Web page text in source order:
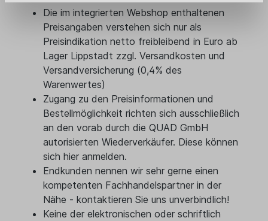
Die im integrierten Webshop enthaltenen
Preisangaben verstehen sich nur als
Preisindikation netto freibleibend in Euro ab
Lager Lippstadt zzgl. Versandkosten und
Versandversicherung (0,4% des
Warenwertes)
Zugang zu den Preisinformationen und
Bestellmöglichkeit richten sich ausschließlich
an den vorab durch die QUAD GmbH
autorisierten Wiederverkäufer. Diese können
sich hier anmelden.
Endkunden nennen wir sehr gerne einen
kompetenten Fachhandelspartner in der
Nähe - kontaktieren Sie uns unverbindlich!
Keine der elektronischen oder schriftlich